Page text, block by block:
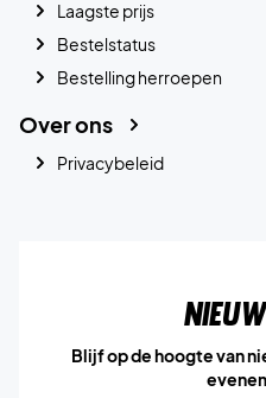
Laagste prijs
Bestelstatus
Bestelling herroepen
Over ons
Privacybeleid
Blijf op de hoogte van